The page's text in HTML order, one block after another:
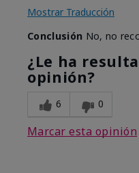
Mostrar Traducción
Conclusión No, no
¿Le ha
opinión?
6 0
Marcar esta opinión